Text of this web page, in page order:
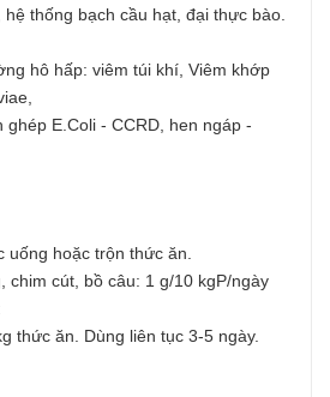
thống bạch cầu hạt, đại thực bào.
hô hấp: viêm túi khí, Viêm khớp
ghép E.Coli - CCRD, hen ngáp -
uống hoặc trộn thức ăn.
chim cút, bồ câu: 1 g/10 kgP/ngày
thức ăn. Dùng liên tục 3-5 ngày.